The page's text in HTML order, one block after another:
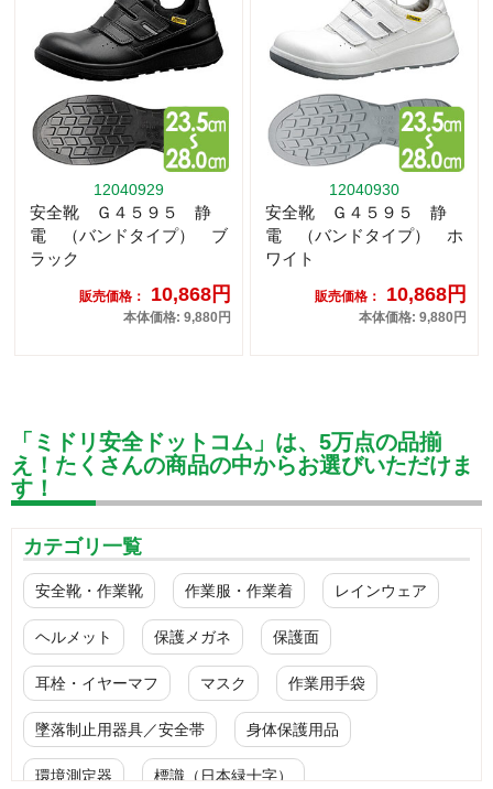
12040929
安全靴 Ｇ４５９５ 静
電 （バンドタイプ） ブ
ラック
販売価格： 10,868円
本体価格: 9,880円
12040930
安全靴 Ｇ４５９５ 静
電 （バンドタイプ） ホ
ワイト
販売価格： 10,868円
本体価格: 9,880円
「ミドリ安全ドットコム」は、5万点の品揃
え！たくさんの商品の中からお選びいただけま
す！
カテゴリ一覧
安全靴・作業靴 作業服・作業着 レインウェア
ヘルメット 保護メガネ 保護面
耳栓・イヤーマフ マスク 作業用手袋
墜落制止用器具／安全帯 身体保護用品
環境測定器 標識（日本緑十字）